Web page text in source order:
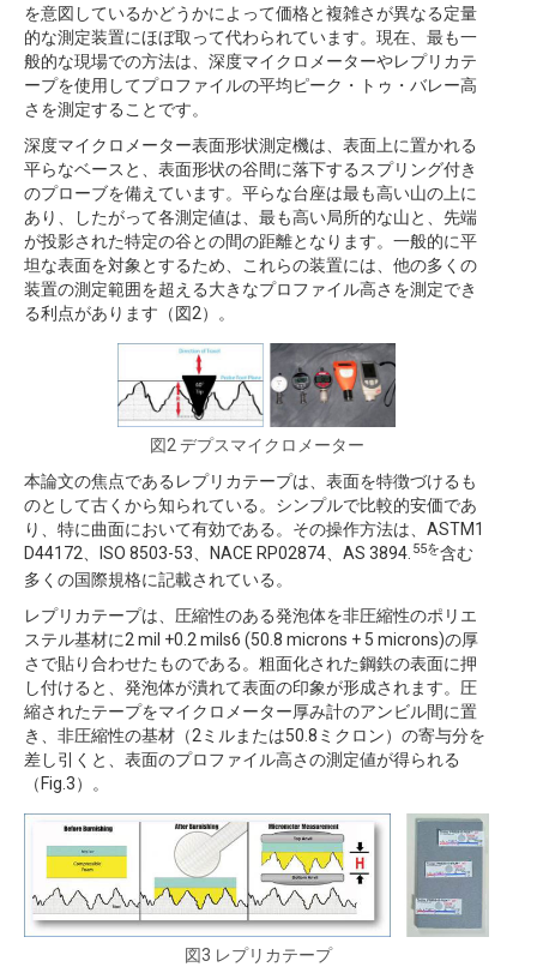
を意図しているかどうかによって価格と複雑さが異なる定量
的な測定装置にほぼ取って代わられています。現在、最も一
般的な現場での方法は、深度マイクロメーターやレプリカテ
ープを使用してプロファイルの平均ピーク・トゥ・バレー高
さを測定することです。
深度マイクロメーター表面形状測定機は、表面上に置かれる
平らなベースと、表面形状の谷間に落下するスプリング付き
のプローブを備えています。平らな台座は最も高い山の上に
あり、したがって各測定値は、最も高い局所的な山と、先端
が投影された特定の谷との間の距離となります。一般的に平
坦な表面を対象とするため、これらの装置には、他の多くの
装置の測定範囲を超える大きなプロファイル高さを測定でき
る利点があります（図2）。
図2 デプスマイクロメーター
本論文の焦点であるレプリカテープは、表面を特徴づけるも
のとして古くから知られている。シンプルで比較的安価であ
り、特に曲面において有効である。その操作方法は、ASTM1
D44172、ISO 8503-53、NACE RP02874、AS 3894. 55を含む
多くの国際規格に記載されている。
レプリカテープは、圧縮性のある発泡体を非圧縮性のポリエ
ステル基材に2 mil +0.2 mils6 (50.8 microns + 5 microns)の厚
さで貼り合わせたものである。粗面化された鋼鉄の表面に押
し付けると、発泡体が潰れて表面の印象が形成されます。圧
縮されたテープをマイクロメーター厚み計のアンビル間に置
き、非圧縮性の基材（2ミルまたは50.8ミクロン）の寄与分を
差し引くと、表面のプロファイル高さの測定値が得られる
（Fig.3）。
図3 レプリカテープ